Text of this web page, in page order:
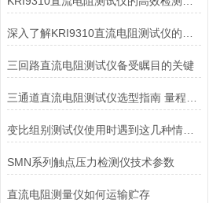
三回路直流电阻测试仪备受瞩目的关键
变比组别测试仪使用时遇到这几种情况不要慌！
SMN系列触点压力检测仪技术参数
直流电阻测量仪如何运输贮存